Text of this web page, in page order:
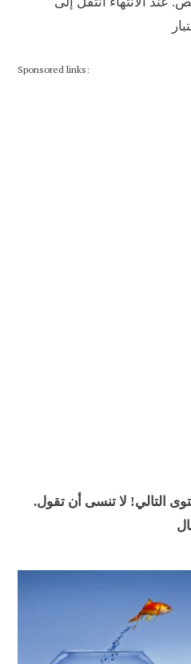
Sponsored links:
.عند الانتهاء، انتقل إلى المستوى التالي! لا تنسى أن تقول